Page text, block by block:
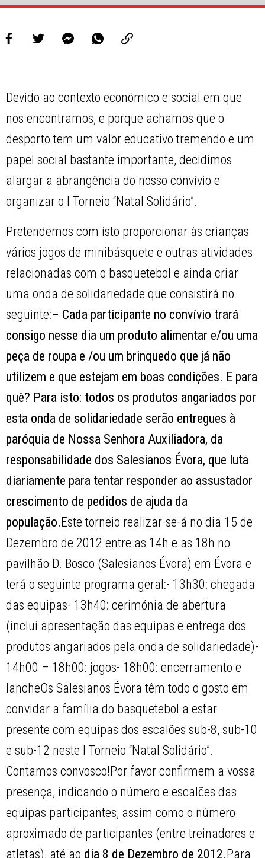
Devido ao contexto económico e social em que
nos encontramos, e porque achamos que o
desporto tem um valor educativo tremendo e um
papel social bastante importante, decidimos
alargar a abrangência do nosso convívio e
organizar o I Torneio “Natal Solidário”.
Pretendemos com isto proporcionar às crianças
vários jogos de minibásquete e outras atividades
relacionadas com o basquetebol e ainda criar
uma onda de solidariedade que consistirá no
seguinte:– Cada participante no convívio trará
consigo nesse dia um produto alimentar e/ou uma
peça de roupa e /ou um brinquedo que já não
utilizem e que estejam em boas condições. E para
quê? Para isto: todos os produtos angariados por
esta onda de solidariedade serão entregues à
paróquia de Nossa Senhora Auxiliadora, da
responsabilidade dos Salesianos Évora, que luta
diariamente para tentar responder ao assustador
crescimento de pedidos de ajuda da
população. Este torneio realizar-se-á no dia 15 de
Dezembro de 2012 entre as 14h e as 18h no
pavilhão D. Bosco (Salesianos Évora) em Évora e
terá o seguinte programa geral:- 13h30: chegada
das equipas- 13h40: cerimónia de abertura
(inclui apresentação das equipas e entrega dos
produtos angariados pela onda de solidariedade)-
14h00 – 18h00: jogos- 18h00: encerramento e
lancheOs Salesianos Évora têm todo o gosto em
convidar a família do basquetebol a estar
presente com equipas dos escalões sub-8, sub-10
e sub-12 neste I Torneio “Natal Solidário”.
Contamos convosco!Por favor confirmem a vossa
presença, indicando o número e escalões das
equipas participantes, assim como o número
aproximado de participantes (entre treinadores e
atletas), até ao dia 8 de Dezembro de 2012. Para